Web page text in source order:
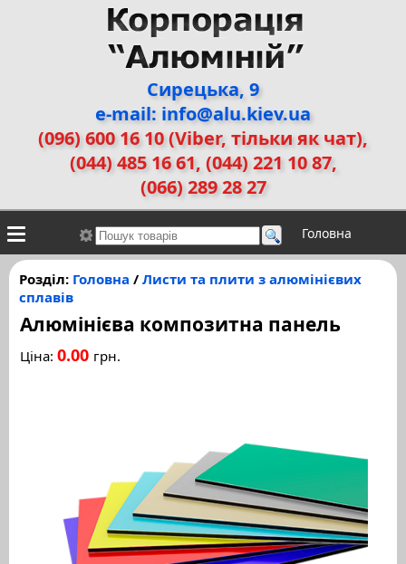
Сирецька, 9
e-mail: info@alu.kiev.ua
(096) 600 16 10 (Viber, тільки як чат),
(044) 485 16 61, (044) 221 10 87,
(066) 289 28 27
Головна
Контакти Алюмінієві сплави Галерея робіт
Розділ: Головна / Листи та плити з алюмінієвих
сплавів
Алюмінієва композитна панель
Ціна: 0.00 грн.